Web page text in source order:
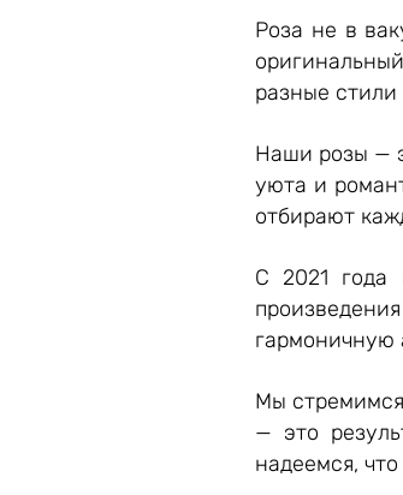
Роза не в
разные
Наши розы —
уюта и
отбирают
С 2021 года
гармоничную
Мы
— это
надеемся,